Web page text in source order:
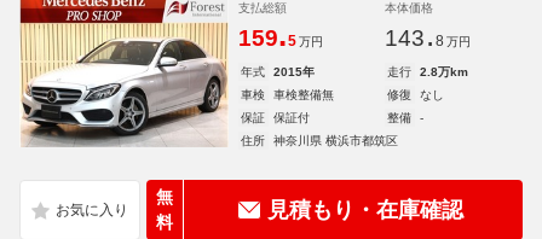
支払総額
159.5 万円
本体価格
143. 8 万円
年式 2015年 走行
2.8万km
車検
車検整備無 修復
なし
保証
保証付 整備
-
住所
神奈川県 横浜市都筑区
無
料
見積もり・在庫確認